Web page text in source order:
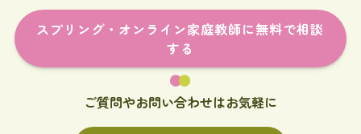
スプリング・オンライン家庭教師に無料で相談
する
ご質問やお問い合わせはお気軽に